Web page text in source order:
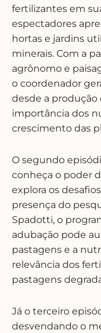
fertilizantes em
espectadores
hortas e jardins
minerais. Com a
agrônomo e
o coordenador
desde a produção
importância dos
crescimento das
O segundo
conheça o poder
explora os
presença do
Spadotti, o
adubação pode
pastagens e a
relevância dos
pastagens
Já o terceiro
desvendando o